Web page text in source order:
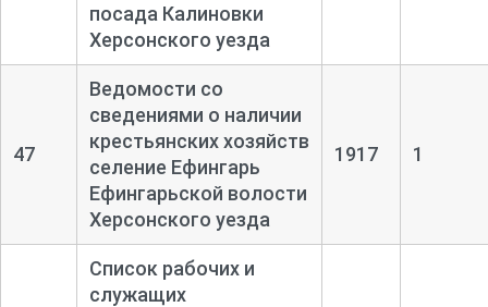
посада Калиновки
Херсонского уезда
47
Ведомости со
сведениями о наличии
крестьянских хозяйств
селение Ефингарь
Ефингарьской волости
Херсонского уезда
1917 1
Список рабочих и
служащих